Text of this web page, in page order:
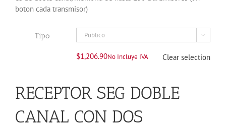
boton cada transmisor)
Tipo 
$1,206.90No Incluye IVA Clear selection
RECEPTOR SEG DOBLE
CANAL CON DOS